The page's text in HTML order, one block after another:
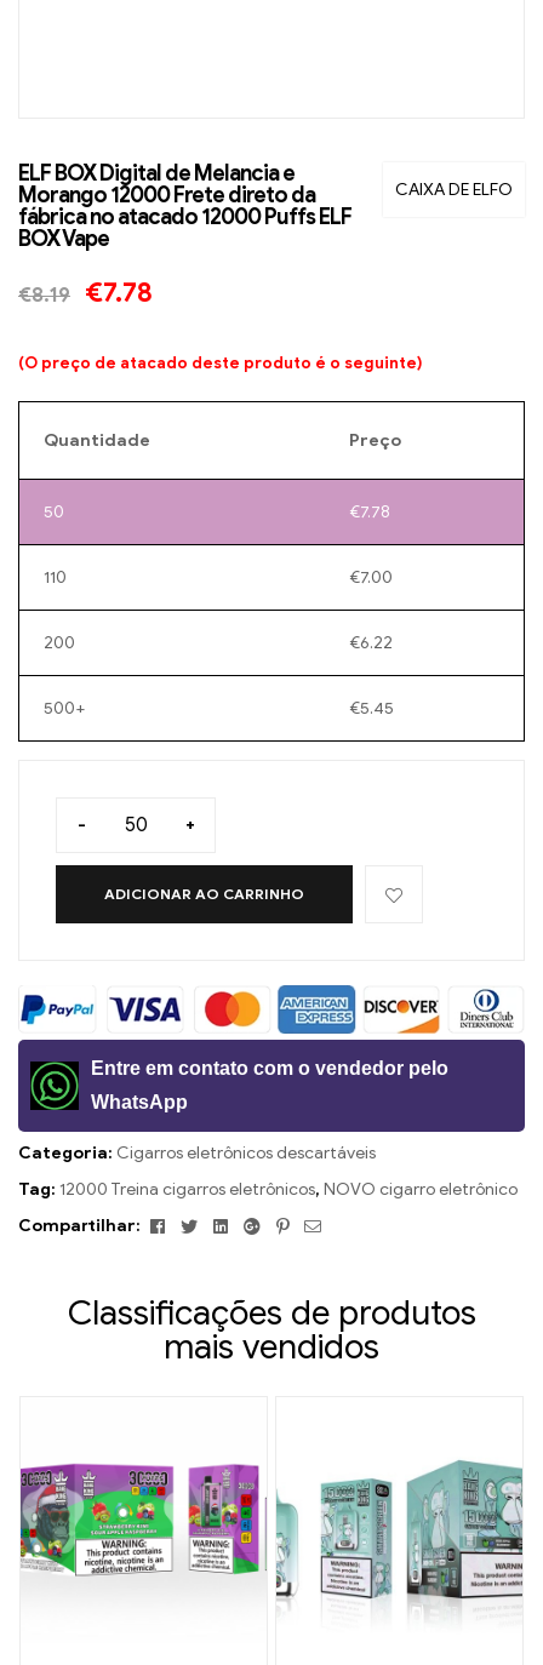
CAIXA DE ELFO
ELF BOX Digital de Melancia e
Morango 12000 Frete direto da
fábrica no atacado 12000 Puffs ELF
BOX Vape
€8.19 €7.78
(O preço de atacado deste produto é o seguinte)
Quantidade Preço
50 €7.78
110 €7.00
200 €6.22
500+ €5.45
- +
ADICIONAR AO CARRINHO
Entre em contato com o vendedor pelo
WhatsApp
Categoria: Cigarros eletrônicos descartáveis
Tag: 12000 Treina cigarros eletrônicos, NOVO cigarro eletrônico
Compartilhar:
FacebookTwitterLinkedinGoogle+Pinterest
E-
Classificações de produtos
mais vendidos